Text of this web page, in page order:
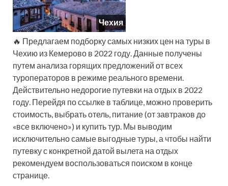
Чехия
🔥 Предлагаем подборку самых низких цен на туры в
Чехию из Кемерово в 2022 году. Данные получены
путем анализа горящих предложений от всех
туроператоров в режиме реального времени.
Действительно недорогие путевки на отдых в 2022
году. Перейдя по ссылке в таблице, можно проверить
стоимость, выбрать отель, питание (от завтраков до
«все включено») и купить тур. Мы выводим
исключительно самые выгодные туры, а чтобы найти
путевку с конкретной датой вылета на отдых
рекомендуем воспользоваться поиском в конце
странице.